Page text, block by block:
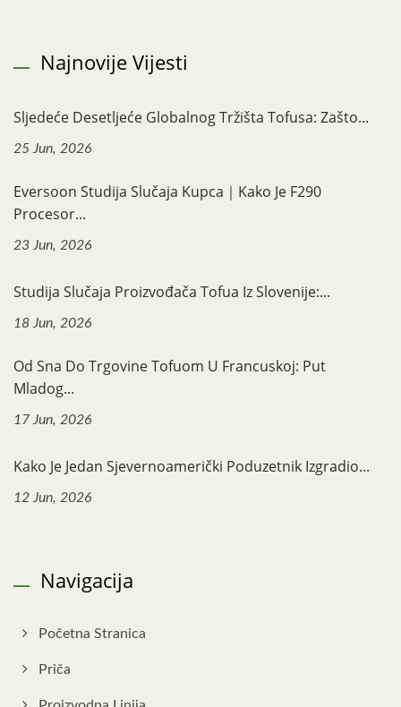
Najnovije Vijesti
Sljedeće Desetljeće Globalnog Tržišta Tofusa: Zašto...
25 Jun, 2026
Eversoon Studija Slučaja Kupca｜Kako Je F290
Procesor...
23 Jun, 2026
Studija Slučaja Proizvođača Tofua Iz Slovenije:...
18 Jun, 2026
Od Sna Do Trgovine Tofuom U Francuskoj: Put
Mladog...
17 Jun, 2026
Kako Je Jedan Sjevernoamerički Poduzetnik Izgradio...
12 Jun, 2026
Navigacija
Početna Stranica
Priča